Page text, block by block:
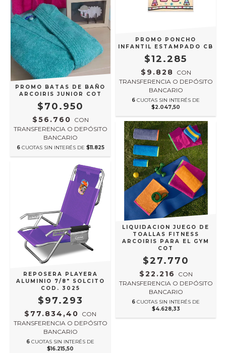
PROMO BATAS DE BAÑO
ARCOIRIS JUNIOR COT
$70.950
$56.760 CON
TRANSFERENCIA O DEPÓSITO
BANCARIO
6 CUOTAS SIN INTERÉS DE $11.825
PROMO PONCHO
INFANTIL ESTAMPADO CB
$12.285
$9.828 CON
TRANSFERENCIA O DEPÓSITO
BANCARIO
6 CUOTAS SIN INTERÉS DE
$2.047,50
REPOSERA PLAYERA
ALUMINIO 7/8" SOLCITO
COD. 3025
$97.293
$77.834,40 CON
TRANSFERENCIA O DEPÓSITO
BANCARIO
6 CUOTAS SIN INTERÉS DE
$16.215,50
LIQUIDACION JUEGO DE
TOALLAS FITNESS
ARCOIRIS PARA EL GYM
COT
$27.770
$22.216
CON
TRANSFERENCIA O DEPÓSITO
BANCARIO
6 CUOTAS SIN INTERÉS DE
$4.628,33